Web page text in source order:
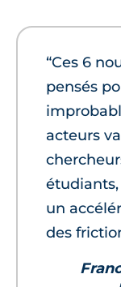
“Ces 6
pensés
acteurs
étudiants,
un
des